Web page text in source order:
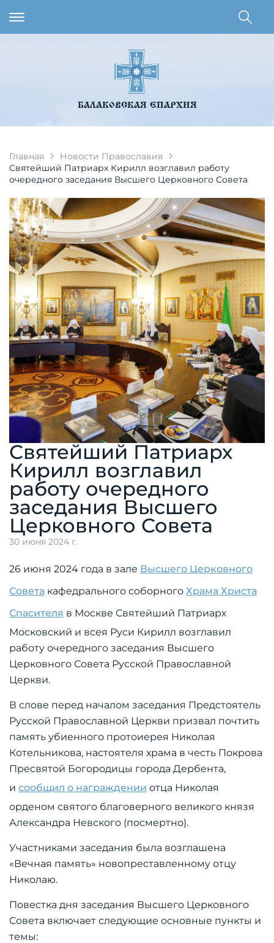
БАЛАКОВСКАЯ ЕПАРХИЯ
Главная
Новости Православия
Святейший Патриарх Кирилл возглавил работу
очередного заседания Высшего Церковного Совета
Святейший Патриарх
Кирилл возглавил
работу очередного
заседания Высшего
Церковного Совета
30 июня 2024 г.
26 июня 2024 года в зале Высшего Церковного
Совета кафедрального соборного Храма Христа
Спасителя в Москве Святейший Патриарх
Московский и всея Руси Кирилл возглавил
работу очередного заседания Высшего
Церковного Совета Русской Православной
Церкви.
В слове перед началом заседания Предстоятель
Русской Православной Церкви призвал почтить
память убиенного протоиерея Николая
Котельникова, настоятеля храма в честь Покрова
Пресвятой Богородицы города Дербента,
и сообщил о награждении отца Николая
орденом святого благоверного великого князя
Александра Невского (посмертно).
Участниками заседания была возглашена
«Вечная память» новопреставленному отцу
Николаю.
Повестка дня заседания Высшего Церковного
Совета включает следующие основные пункты и
темы: